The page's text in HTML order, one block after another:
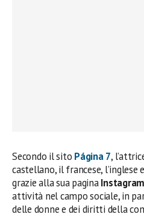
Secondo il sito Página 7,
castellano, il francese, l’inglese
grazie alla sua pagina
attività nel campo sociale, in
delle donne e dei diritti della